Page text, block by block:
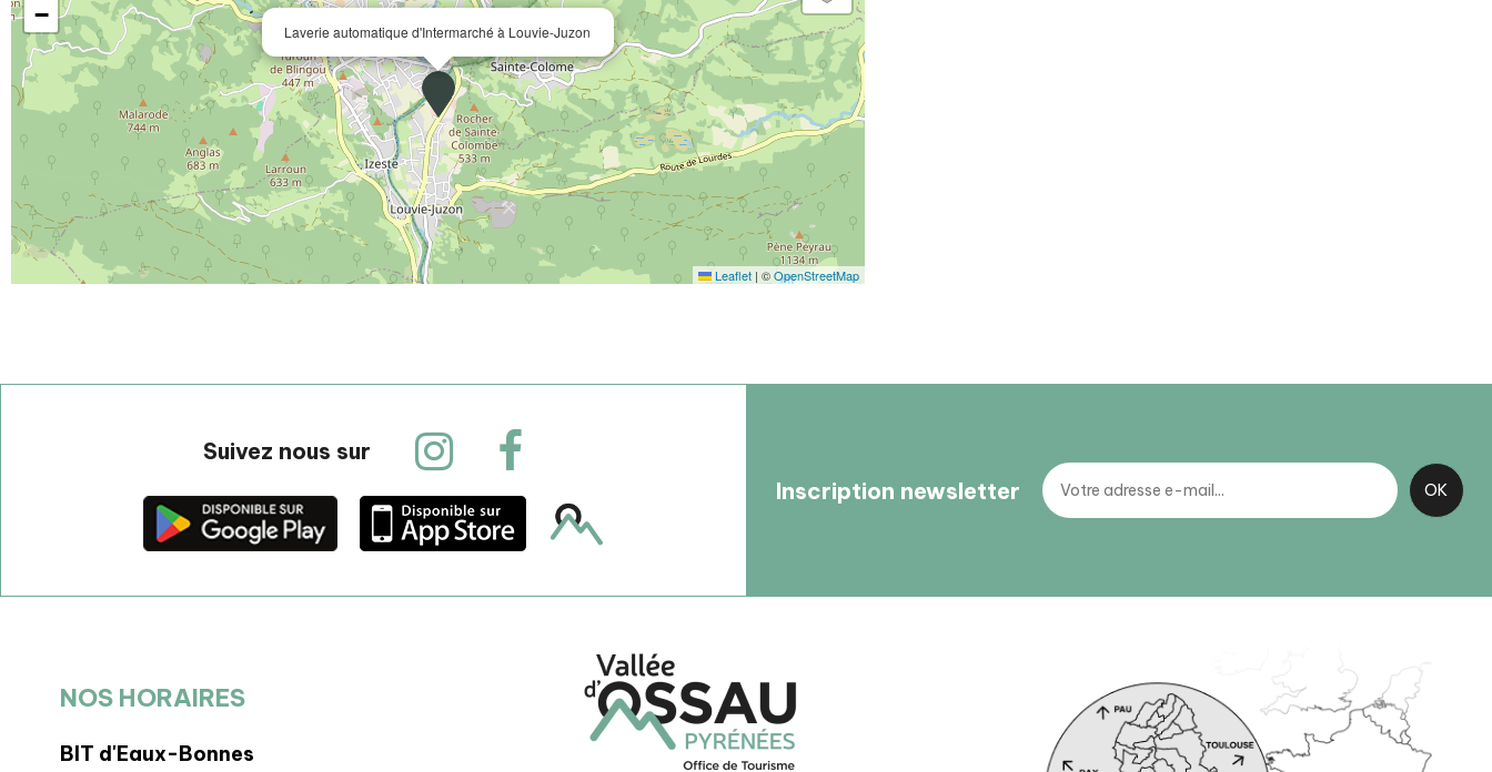
Laverie automatique d'Intermarché à Louvie-Juzon
−
Leaflet | ©OpenStreetMap
Suivez nous sur
Inscription newsletter
NOS HORAIRES
BIT d'Eaux-Bonnes BIT Arudy BIT d’Artouste